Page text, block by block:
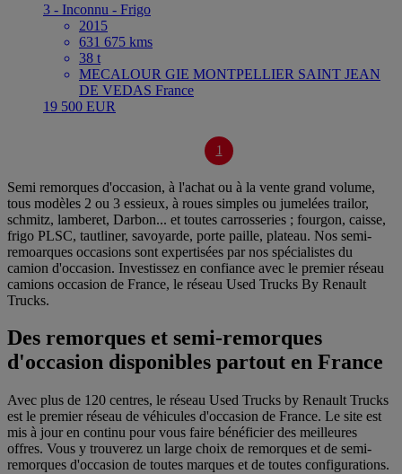
3 - Inconnu - Frigo
2015
631 675 kms
38 t
MECALOUR GIE MONTPELLIER SAINT JEAN
DE VEDAS France
19 500 EUR
1
Semi remorques d'occasion, à l'achat ou à la vente grand volume,
tous modèles 2 ou 3 essieux, à roues simples ou jumelées trailor,
schmitz, lamberet, Darbon... et toutes carrosseries ; fourgon, caisse,
frigo PLSC, tautliner, savoyarde, porte paille, plateau. Nos semi-
remoarques occasions sont expertisées par nos spécialistes du
camion d'occasion. Investissez en confiance avec le premier réseau
camions occasion de France, le réseau Used Trucks By Renault
Trucks.
Des remorques et semi-remorques
d'occasion disponibles partout en France
Avec plus de 120 centres, le réseau Used Trucks by Renault Trucks
est le premier réseau de véhicules d'occasion de France. Le site est
mis à jour en continu pour vous faire bénéficier des meilleures
offres. Vous y trouverez un large choix de remorques et de semi-
remorques d'occasion de toutes marques et de toutes configurations.